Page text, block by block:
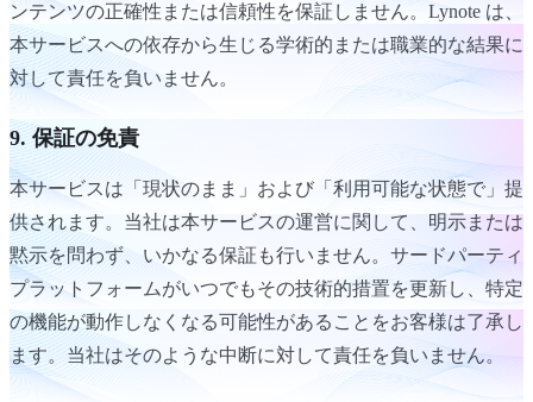
ンテンツの正確性または信頼性を保証しません。Lynote は、
本サービスへの依存から生じる学術的または職業的な結果に
対して責任を負いません。
9. 保証の免責
本サービスは「現状のまま」および「利用可能な状態で」提
供されます。当社は本サービスの運営に関して、明示または
黙示を問わず、いかなる保証も行いません。サードパーティ
プラットフォームがいつでもその技術的措置を更新し、特定
の機能が動作しなくなる可能性があることをお客様は了承し
ます。当社はそのような中断に対して責任を負いません。